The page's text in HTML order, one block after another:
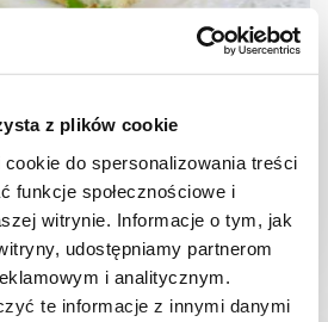
z plików cookie
do spersonalizowania treści
funkcje społecznościowe i
witrynie. Informacje o tym, jak
udostępniamy partnerom
i analitycznym.
te informacje z innymi danymi
4111 kcal 20